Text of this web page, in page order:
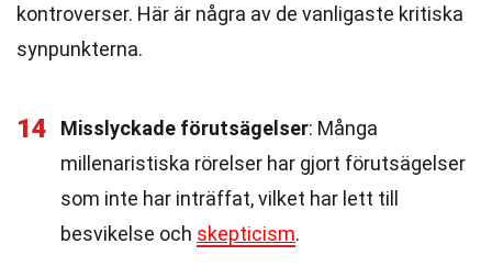
kontroverser. Här är några av de vanligaste kritiska
synpunkterna.
14 Misslyckade förutsägelser: Många
millenaristiska rörelser har gjort förutsägelser
som inte har inträffat, vilket har lett till
besvikelse och skepticism.